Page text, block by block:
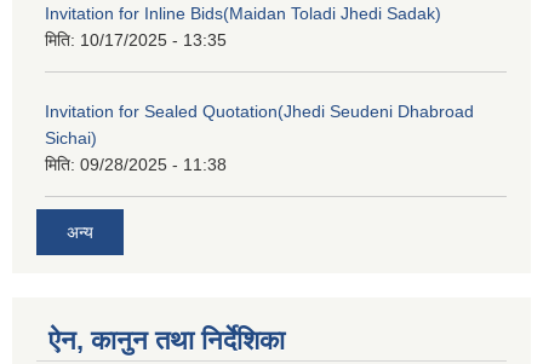
Invitation for Inline Bids(Maidan Toladi Jhedi Sadak)
मिति: 10/17/2025 - 13:35
Invitation for Sealed Quotation(Jhedi Seudeni Dhabroad
Sichai)
मिति: 09/28/2025 - 11:38
अन्य
ऐन, कानुन तथा निर्देशिका